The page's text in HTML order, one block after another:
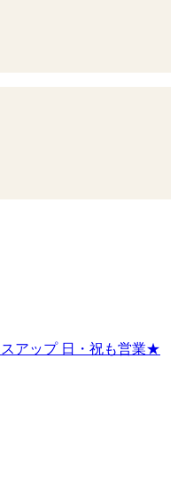
アップ 日・祝も営業★